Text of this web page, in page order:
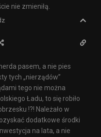
nie zmieniłą.
pasem, a nie pies
tych „nierządów”
tego nie można
Ładu, to się robiło
!?! Należało w
dodatkowe środki
na lata, a nie